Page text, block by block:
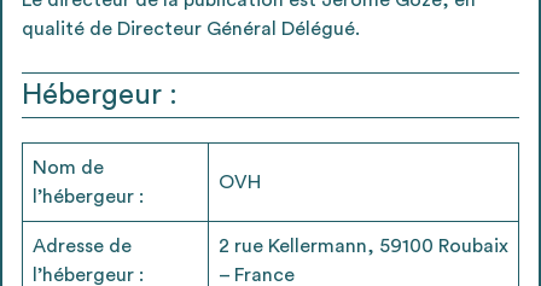
Être recontacté afin d’obtenir plus de
renseignements sur les modalités et
* Attention, l’ajout des matériaux à sa liste et son envoi ne
vaut aucunement réservation.
voirFAQ
qualité de Directeur Général Délégué.
Hébergeur :
Nom de
l’hébergeur :
OVH
Adresse de
l’hébergeur :
2 rue Kellermann, 59100 Roubaix
– France